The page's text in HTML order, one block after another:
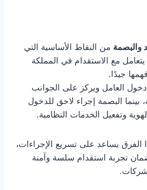
والبصمة من النقاط الأساسية التي
مع الاستقدام في المملكة
جيدًا.
العامل ويركز على الجوانب
بينما البصمة إجراء لاحق للدخول
وتفعيل الخدمات النظامية.
الفرق يساعد على تسريع الإجراءات،
تجربة استقدام سلسة وآمنة